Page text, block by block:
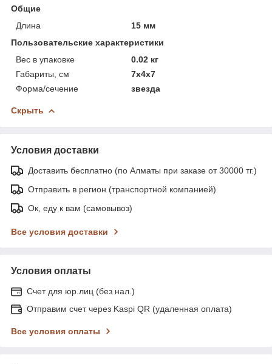
Общие
Длина
15 мм
Пользовательские характеристики
Вес в упаковке
0.02 кг
Габариты, см
7х4х7
Форма/сечение
звезда
Скрыть
Условия доставки
Доставить бесплатно (по Алматы при заказе от 30000 тг.)
Отправить в регион (транспортной компанией)
Ок, еду к вам (самовывоз)
Все условия доставки
Условия оплаты
Счет для юр.лиц (без нал.)
Отправим счет через Kaspi QR (удаленная оплата)
Все условия оплаты